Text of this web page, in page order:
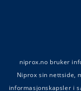
niprox.no bruker
Niprox sin nettside,
informasjonskapsler i